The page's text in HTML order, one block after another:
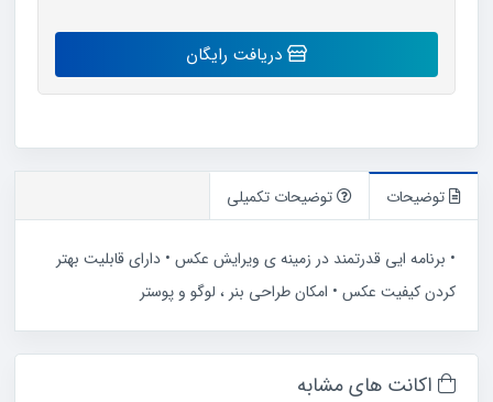
اکانت
رایگان
دریافت رایگان
توضیحات توضیحات تکمیلی
• برنامه ایی قدرتمند در زمینه ی ویرایش عکس • دارای قابلیت بهتر
کردن کیفیت عکس • امکان طراحی بنر ، لوگو و پوستر
اکانت های مشابه